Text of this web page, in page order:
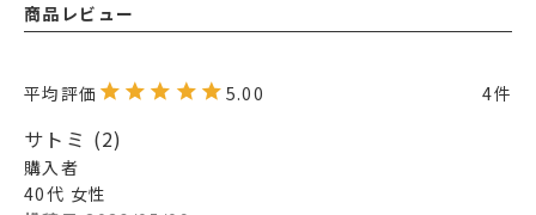
商品レビュー
5.00 4
サトミ 2
購入者
40代 女性